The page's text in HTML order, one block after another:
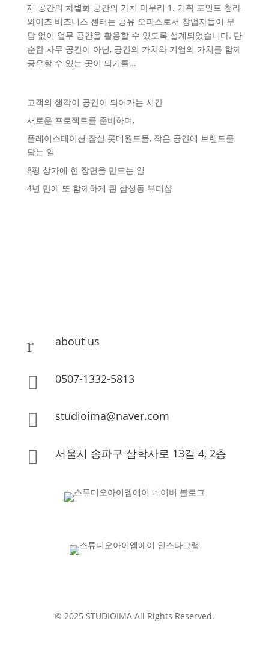
재 공간의 차별화 공간의 가치 마무리 1. 기획 포인트 청라
와이즈 비즈니스 센터는 공유 오피스로서 창업자들이 부
담 없이 업무 공간을 활용할 수 있도록 설계되었습니다. 단
순한 사무 공간이 아닌, 공간의 가치와 기업의 가치를 함께
공유할 수 있는 곳이 되기를...
고객의 생각이 공간이 되어가는 시간
새로운 프로젝트를 준비하며,
플레이스테이션 잠실 롯데월드몰, 작은 공간에 브랜드를
담는 일
8평 상가에 한 장면을 만드는 일
4년 만에 또 함께하게 된 삼성동 뷰티샵
r about us
 0507-1332-5813
 studioima@naver.com
 서울시 송파구 삼학사로 13길 4, 2층
© 2025 STUDIOIMA All Rights Reserved.